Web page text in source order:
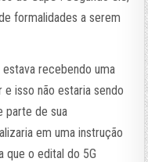
formalidades a serem
recebendo uma
isso não estaria sendo
parte de sua
em uma instrução
que o edital do 5G